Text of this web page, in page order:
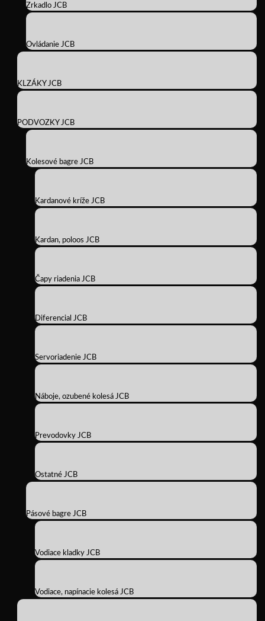
Zrkadlo JCB
Ovládanie JCB
KLZÁKY JCB
PODVOZKY JCB
Kolesové bagre JCB
Kardanové kríže JCB
Kardan, poloos JCB
Čapy riadenia JCB
Diferencial JCB
Servoriadenie JCB
Náboje, ozubené kolesá JCB
Prevodovky JCB
Ostatné JCB
Pásové bagre JCB
Vodiace kladky JCB
Vodiace, napínacie kolesá JCB